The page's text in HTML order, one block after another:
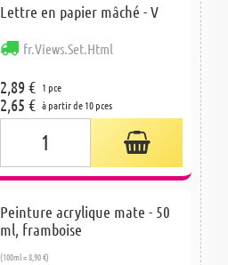
Lettre en papier mâché - V
fr.Views.Set.Html
2,89 € 1 pce
2,65 € à partir de 10 pces
Peinture acrylique mate - 50
ml, framboise
(100ml = 8,90 €)